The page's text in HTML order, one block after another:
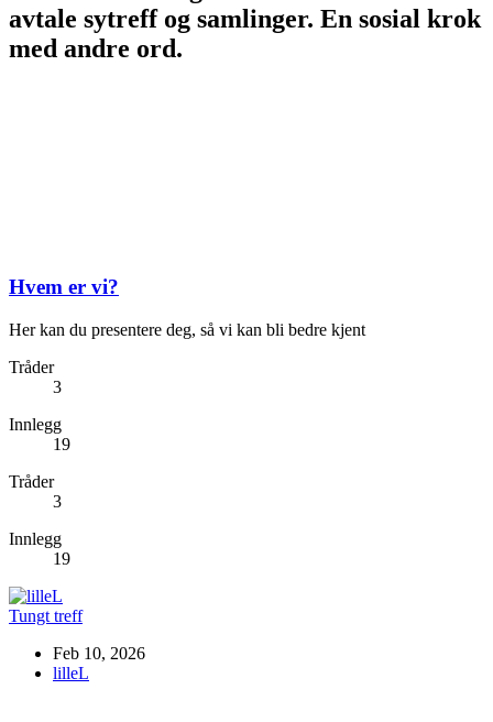
avtale sytreff og samlinger. En sosial krok
med andre ord.
Hvem er vi?
Her kan du presentere deg, så vi kan bli bedre kjent
Tråder
3
Innlegg
19
Tråder
3
Innlegg
19
Tungt treff
Feb 10, 2026
lilleL